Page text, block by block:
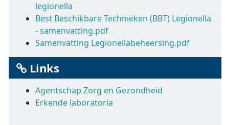
legionella
Best Beschikbare Technieken (BBT) Legionella
- samenvatting.pdf
Samenvatting Legionellabeheersing.pdf
Links
Agentschap Zorg en Gezondheid
Erkende laboratoria